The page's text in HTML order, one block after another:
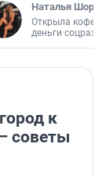
Наталья
Открыла
деньги
к
советы